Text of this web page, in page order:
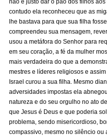
não é justo dar o pão dos filhos aos
contudo ela reconheceu que as
lhe bastava para que sua filha
compreendeu sua mensagem,
usou a metáfora do Senhor para
em seu coração, a fé da mulher
mais verdadeira do que a
mestres e líderes religiosos e
Israel curou a sua filha. Mesmo
adversidades impostas ela
natureza e do seu orgulho no ato
que Jesus é Deus e que poderia
problema, sendo misericordioso,
compassivo, mesmo no silêncio ou